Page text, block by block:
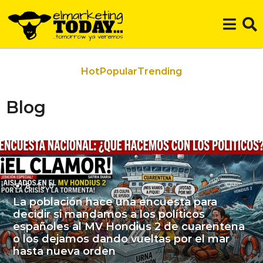
HotPopularTrending
Blog
8 0
La población hace una encuesta para
decidir si mandamos a los políticos
españoles al MV Hondius 2 de cuarentena
o los dejamos dando vueltas por el mar
hasta nueva orden